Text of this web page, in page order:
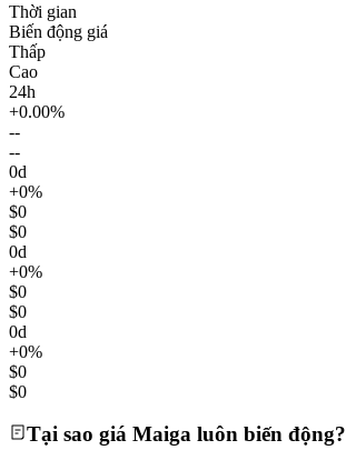
Thời gian
Biến động giá
Thấp
Cao
24h
+0.00%
--
--
0d
+0%
$0
$0
0d
+0%
$0
$0
0d
+0%
$0
$0
Tại sao giá Maiga luôn biến động?